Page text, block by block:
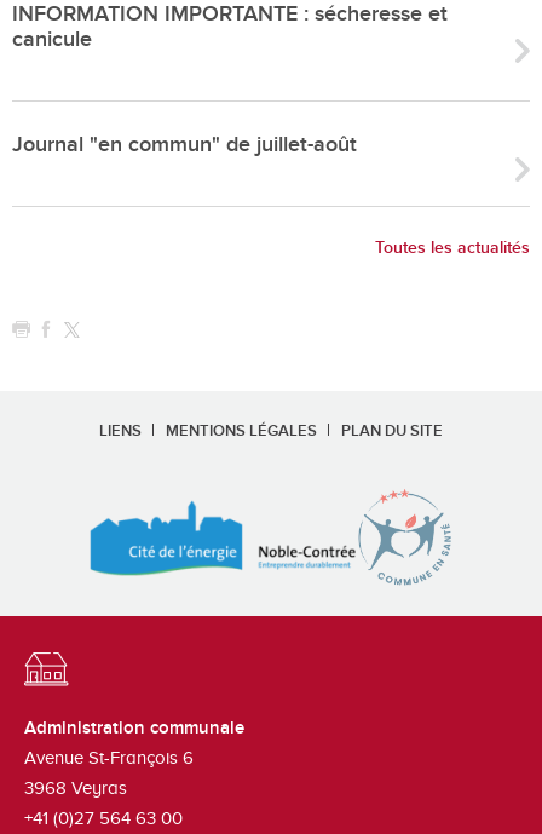
INFORMATION IMPORTANTE : sécheresse et
canicule
Journal "en commun" de juillet-août
Toutes les actualités
LIENS MENTIONS LÉGALES PLAN DU SITE
Administration communale
Avenue St-François 6
3968 Veyras
+41 (0)27 564 63 00